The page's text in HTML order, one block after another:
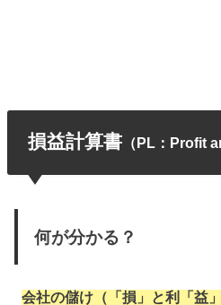
損益計算書（PL：Profit
何が分かる？
会社の儲け（「損」と利「益